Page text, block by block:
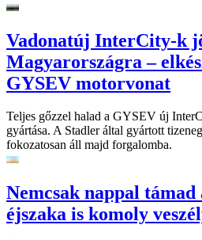
Vadonatúj InterCity-k
Magyarországra –
GYSEV motorvonat
Teljes gőzzel halad a GYSEV új
gyártása. A Stadler által gyártott
fokozatosan áll majd forgalomba.
Nemcsak nappal
éjszaka is komoly